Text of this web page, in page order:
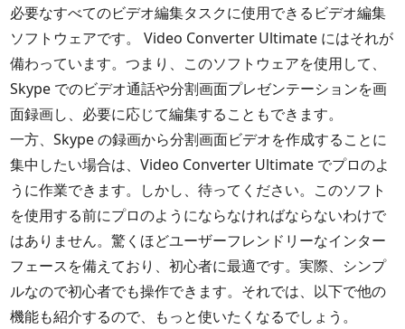
必要なすべてのビデオ編集タスクに使用できるビデオ編集
ソフトウェアです。 Video Converter Ultimate にはそれが
備わっています。つまり、このソフトウェアを使用して、
Skype でのビデオ通話や分割画面プレゼンテーションを画
面録画し、必要に応じて編集することもできます。
一方、Skype の録画から分割画面ビデオを作成することに
集中したい場合は、Video Converter Ultimate でプロのよ
うに作業できます。しかし、待ってください。このソフト
を使用する前にプロのようにならなければならないわけで
はありません。驚くほどユーザーフレンドリーなインター
フェースを備えており、初心者に最適です。実際、シンプ
ルなので初心者でも操作できます。それでは、以下で他の
機能も紹介するので、もっと使いたくなるでしょう。